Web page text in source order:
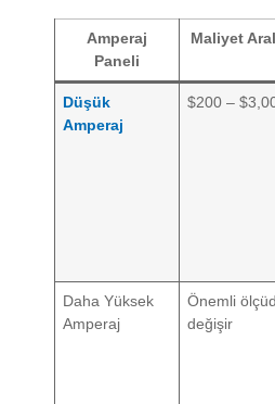
Amperaj
Paneli
Maliyet
Düşük
Amperaj
$200 –
Daha Yüksek
Amperaj
Önemli
değişir